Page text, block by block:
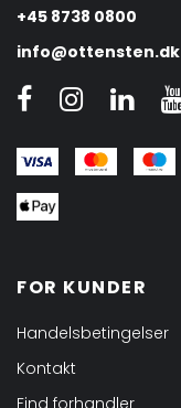
+45 8738 0800
info@ottensten.dk
FOR KUNDER
Handelsbetingelser
Kontakt
Find forhandler